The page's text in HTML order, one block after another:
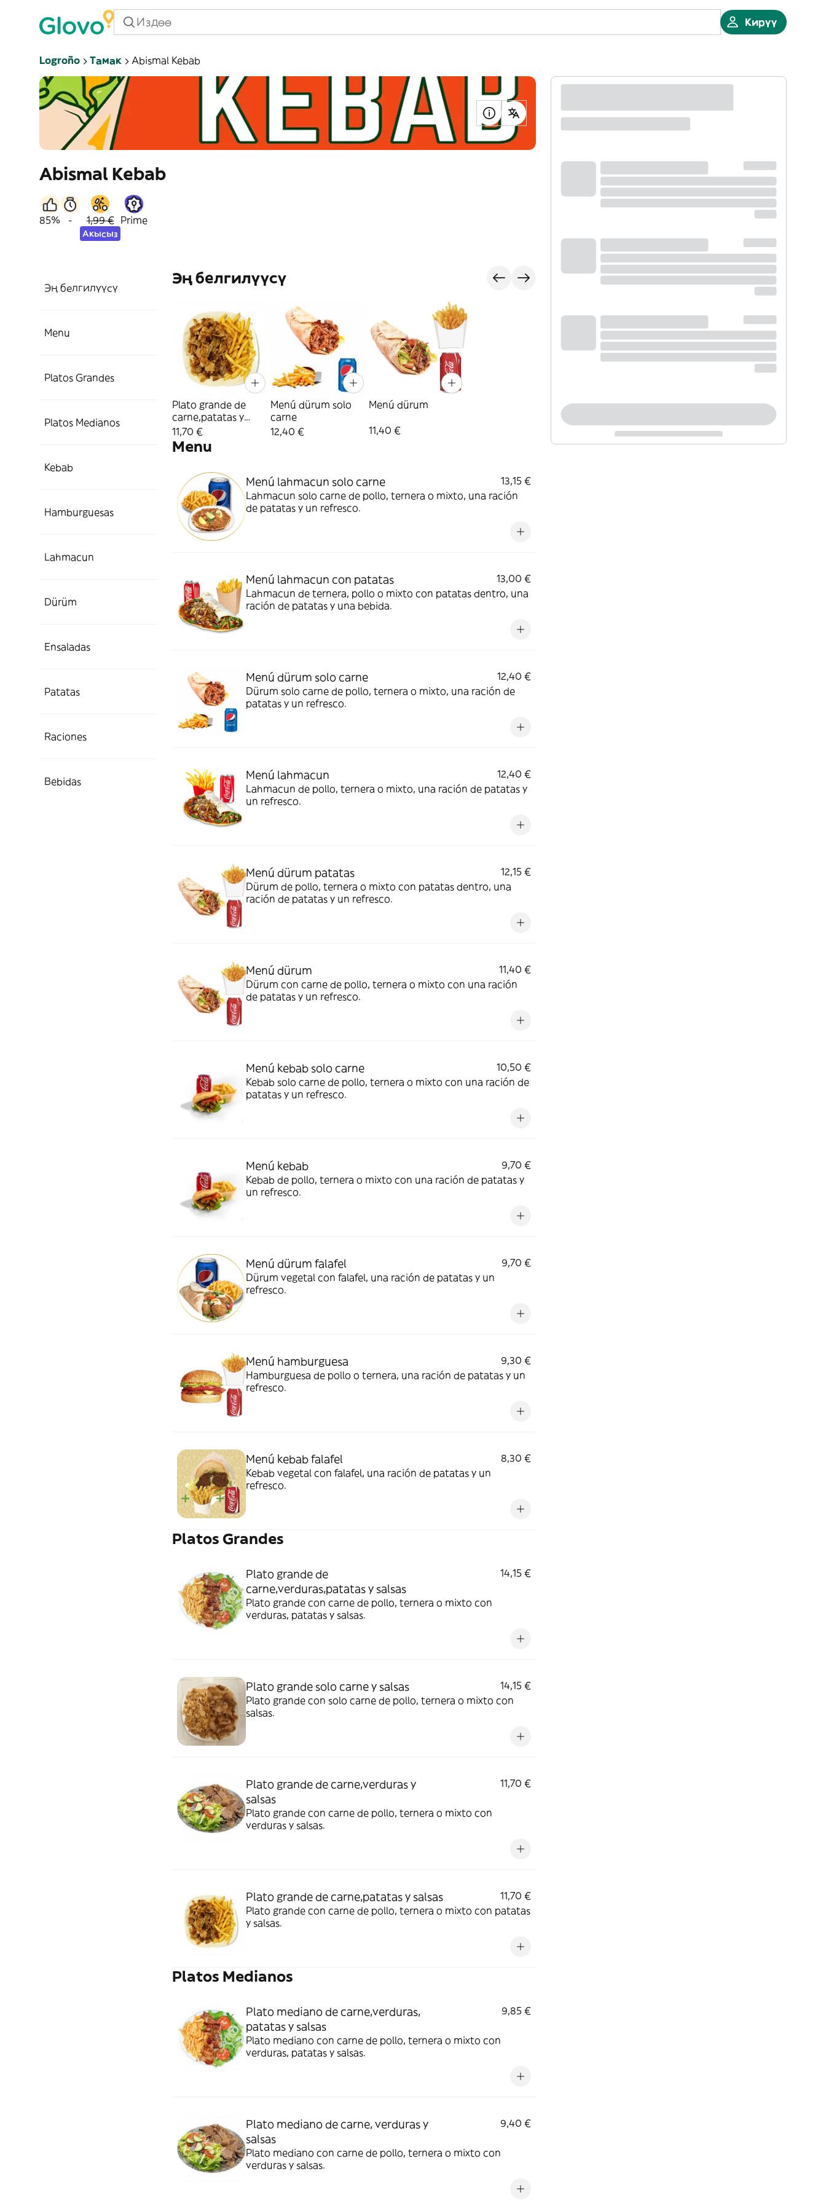
Кирүү
Logroño Тамак Abismal Kebab
Abismal Kebab
85% - 1,99 €
Акысыз
Prime
Эң белгилүүсү
Menu
Platos Grandes
Platos Medianos
Kebab
Hamburguesas
Lahmacun
Dürüm
Ensaladas
Patatas
Raciones
Bebidas
Эң белгилүүсү
Plato grande de
carne,patatas y
salsas
11,70 €
Menú dürum solo
carne
12,40 €
Menú dürum
11,40 €
Menu
Menú lahmacun solo carne
13,15 €
Lahmacun solo carne de pollo, ternera o mixto, una ración
de patatas y un refresco.
Menú lahmacun con patatas
13,00 €
Lahmacun de ternera, pollo o mixto con patatas dentro, una
ración de patatas y una bebida.
Menú dürum solo carne
12,40 €
Dürum solo carne de pollo, ternera o mixto, una ración de
patatas y un refresco.
Menú lahmacun
12,40 €
Lahmacun de pollo, ternera o mixto, una ración de patatas y
un refresco.
Menú dürum patatas
12,15 €
Dürum de pollo, ternera o mixto con patatas dentro, una
ración de patatas y un refresco.
Menú dürum
11,40 €
Dürum con carne de pollo, ternera o mixto con una ración
de patatas y un refresco.
Menú kebab solo carne
10,50 €
Kebab solo carne de pollo, ternera o mixto con una ración de
patatas y un refresco.
Menú kebab
9,70 €
Kebab de pollo, ternera o mixto con una ración de patatas y
un refresco.
Menú dürum falafel
9,70 €
Dürum vegetal con falafel, una ración de patatas y un
refresco.
Menú hamburguesa
9,30 €
Hamburguesa de pollo o ternera, una ración de patatas y un
refresco.
Menú kebab falafel
8,30 €
Kebab vegetal con falafel, una ración de patatas y un
refresco.
Platos Grandes
Plato grande de
carne,verduras,patatas y salsas
14,15 €
Plato grande con carne de pollo, ternera o mixto con
verduras, patatas y salsas.
Plato grande solo carne y salsas
14,15 €
Plato grande con solo carne de pollo, ternera o mixto con
salsas.
Plato grande de carne,verduras y
salsas
11,70 €
Plato grande con carne de pollo, ternera o mixto con
verduras y salsas.
Plato grande de carne,patatas y salsas
11,70 €
Plato grande con carne de pollo, ternera o mixto con patatas
y salsas.
Platos Medianos
Plato mediano de carne,verduras,
patatas y salsas
9,85 €
Plato mediano con carne de pollo, ternera o mixto con
verduras, patatas y salsas.
Plato mediano de carne, verduras y
salsas
9,40 €
Plato mediano con carne de pollo, ternera o mixto con
verduras y salsas.